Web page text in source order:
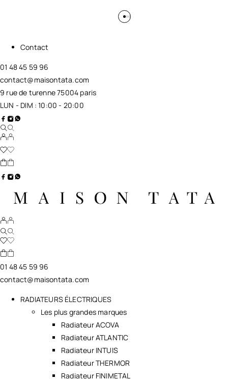
Contact
01 48 45 59 96
contact@maisontata.com
9 rue de turenne 75004 paris
LUN - DIM : 10:00 - 20:00
01 48 45 59 96
contact@maisontata.com
RADIATEURS ÉLECTRIQUES
Les plus grandes marques
Radiateur ACOVA
Radiateur ATLANTIC
Radiateur INTUIS
Radiateur THERMOR
Radiateur FINIMETAL